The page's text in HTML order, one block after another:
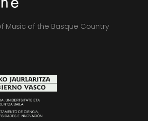
Music of the Basque Country